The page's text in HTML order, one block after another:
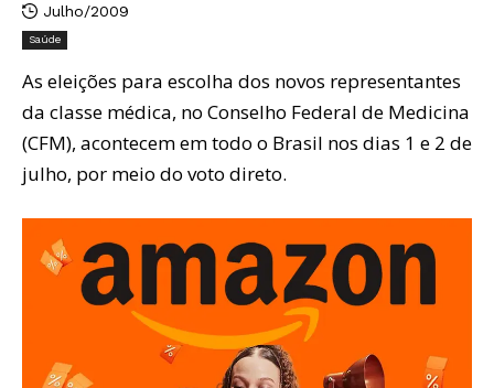
Julho/2009
Saúde
As eleições para escolha dos novos representantes
da classe médica, no Conselho Federal de Medicina
(CFM), acontecem em todo o Brasil nos dias 1 e 2 de
julho, por meio do voto direto.